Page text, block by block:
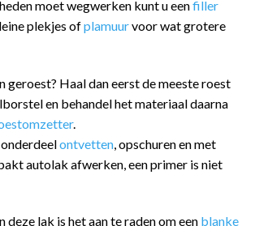
moet wegwerken kunt u eenfiller
plekjes ofplamuurvoor wat grotere
geroest? Haal dan eerst de meeste roest
en behandel het materiaal daarna
.
ontvetten , opschuren en met
autolak afwerken, een primer is niet
deze lak is het aan te raden om een blanke